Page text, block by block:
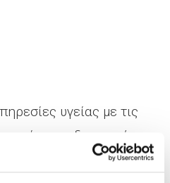
υγείας με τις
παιδιατρικών